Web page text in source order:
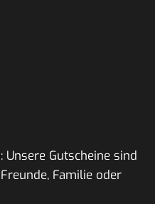
Unsere Gutscheine sind
Familie oder